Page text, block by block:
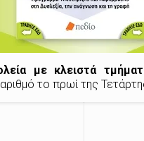
με κλειστά
το πρωί της